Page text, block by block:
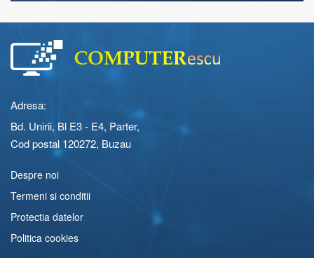
Adresa:
Bd. Unirii, Bl E3 - E4, Parter,
Cod postal 120272, Buzau
Despre noi
Termeni si conditii
Protectia datelor
Politica cookies